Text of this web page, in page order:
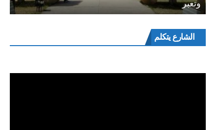
وتعبر
الشارع يتكلممشغل